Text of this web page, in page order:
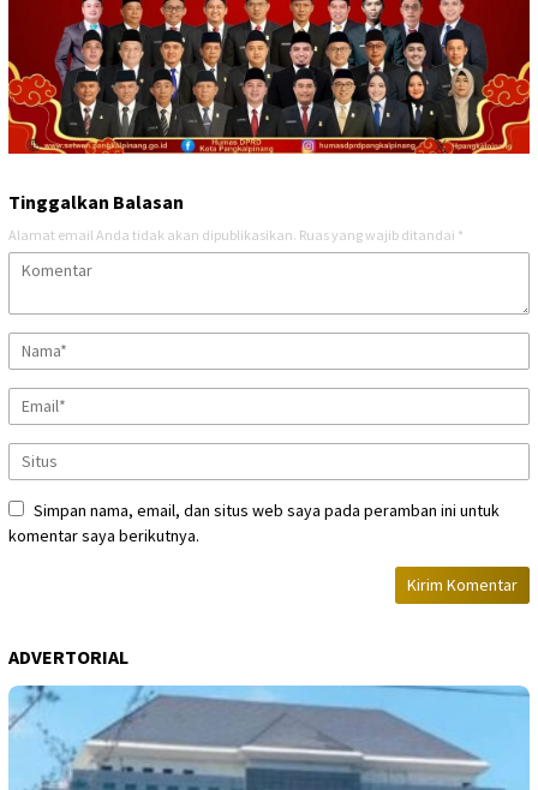
Tinggalkan Balasan
Alamat email Anda tidak akan dipublikasikan. Ruas yang wajib ditandai *
Simpan nama, email, dan situs web saya pada peramban ini untuk
komentar saya berikutnya.
ADVERTORIAL